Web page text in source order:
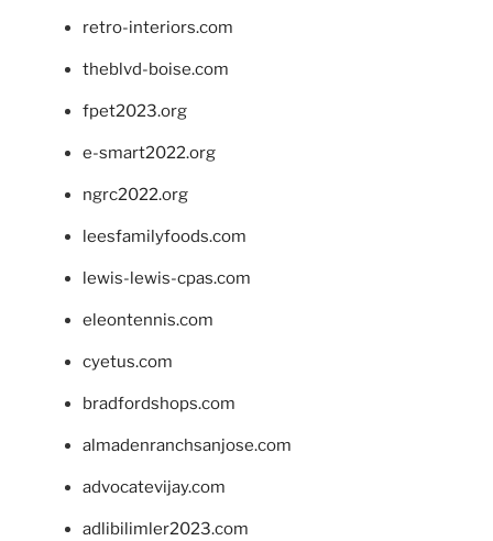
retro-interiors.com
theblvd-boise.com
fpet2023.org
e-smart2022.org
ngrc2022.org
leesfamilyfoods.com
lewis-lewis-cpas.com
eleontennis.com
cyetus.com
bradfordshops.com
almadenranchsanjose.com
advocatevijay.com
adlibilimler2023.com